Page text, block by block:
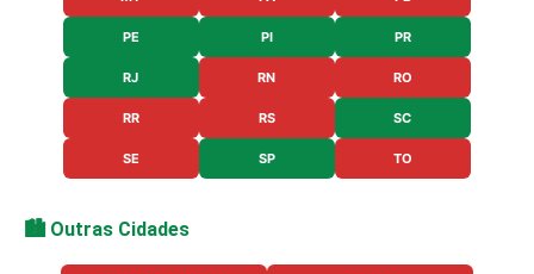
PE PI PR
RJ RN RO
RR RS SC
SE SP TO
🏙️ Outras Cidades